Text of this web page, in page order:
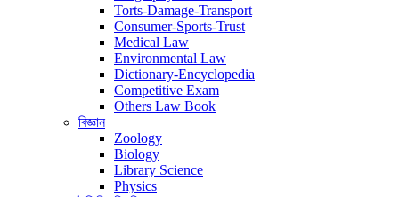
Torts-Damage-Transport
Consumer-Sports-Trust
Medical Law
Environmental Law
Dictionary-Encyclopedia
Competitive Exam
Others Law Book
বিজ্ঞান
Zoology
Biology
Library Science
Physics